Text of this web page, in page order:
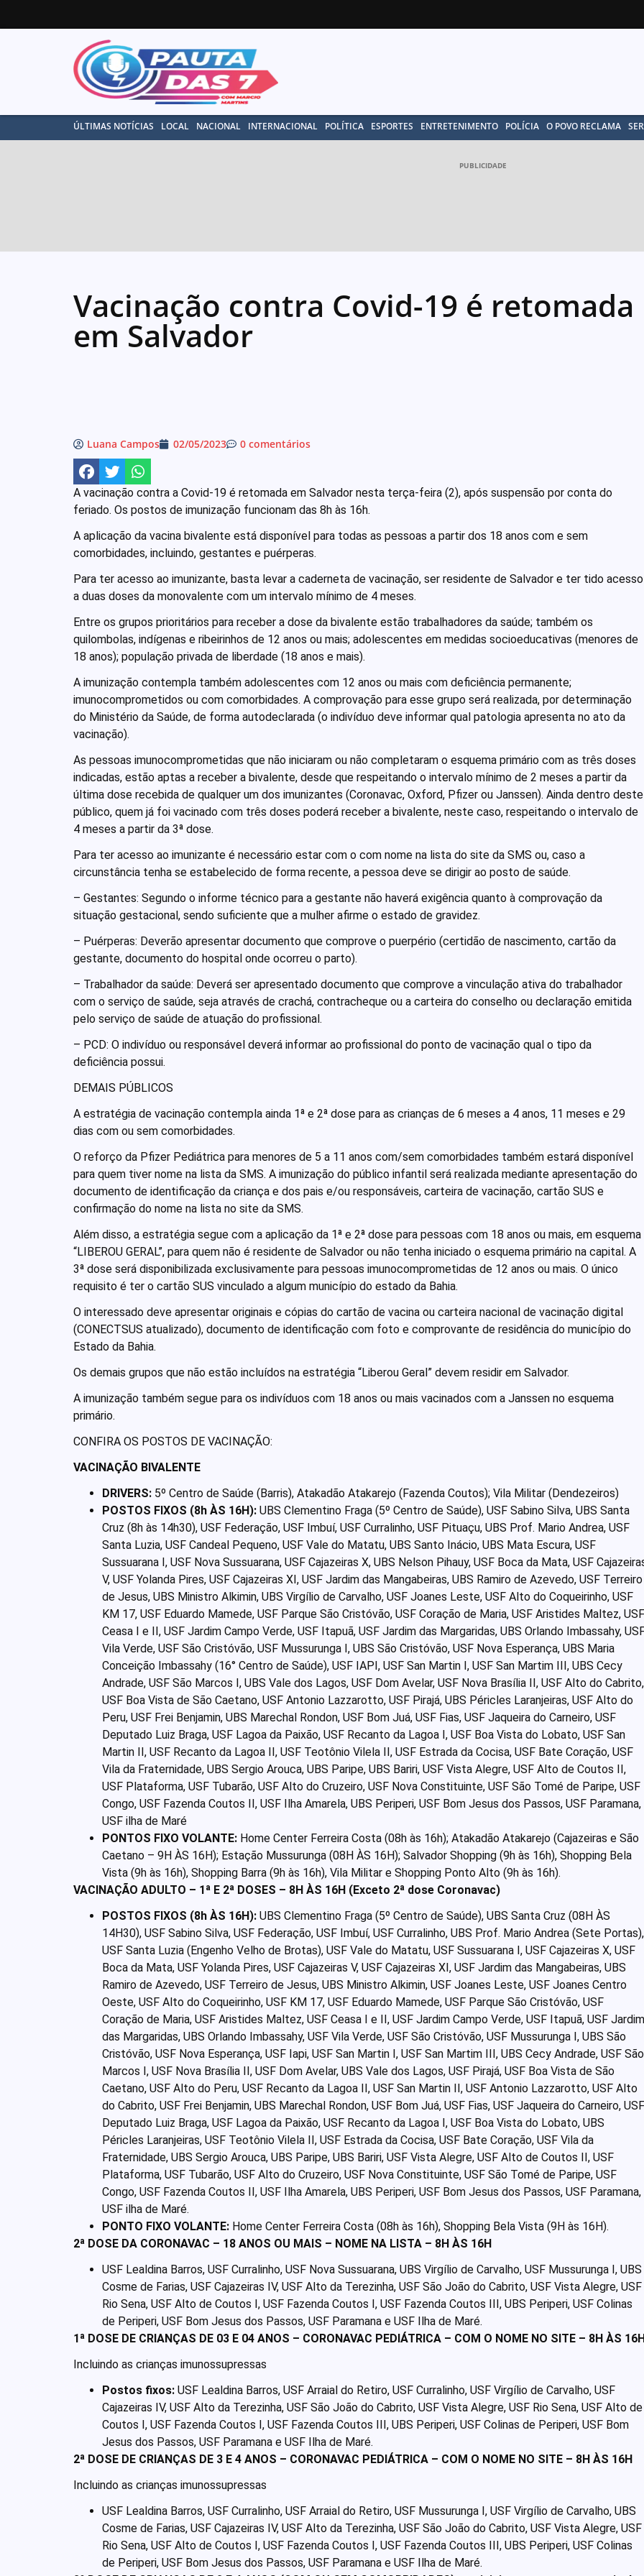
ÚLTIMAS NOTÍCIAS LOCAL NACIONAL INTERNACIONAL POLÍTICA ESPORTES ENTRETENIMENTO POLÍCIA O POVO RECLAMA
PUBLICIDADE
Vacinação contra Covid-19 é retomada
em Salvador
Luana Campos 02/05/2023 0 comentários
A vacinação contra a Covid-19 é retomada em Salvador nesta terça-feira (2), após suspensão por conta do
feriado. Os postos de imunização funcionam das 8h às 16h.
A aplicação da vacina bivalente está disponível para todas as pessoas a partir dos 18 anos com e sem
comorbidades, incluindo, gestantes e puérperas.
Para ter acesso ao imunizante, basta levar a caderneta de vacinação, ser residente de Salvador e ter tido acesso
a duas doses da monovalente com um intervalo mínimo de 4 meses.
Entre os grupos prioritários para receber a dose da bivalente estão trabalhadores da saúde; também os
quilombolas, indígenas e ribeirinhos de 12 anos ou mais; adolescentes em medidas socioeducativas (menores de
18 anos); população privada de liberdade (18 anos e mais).
A imunização contempla também adolescentes com 12 anos ou mais com deficiência permanente;
imunocomprometidos ou com comorbidades. A comprovação para esse grupo será realizada, por determinação
do Ministério da Saúde, de forma autodeclarada (o indivíduo deve informar qual patologia apresenta no ato da
vacinação).
As pessoas imunocomprometidas que não iniciaram ou não completaram o esquema primário com as três doses
indicadas, estão aptas a receber a bivalente, desde que respeitando o intervalo mínimo de 2 meses a partir da
última dose recebida de qualquer um dos imunizantes (Coronavac, Oxford, Pfizer ou Janssen). Ainda dentro deste
público, quem já foi vacinado com três doses poderá receber a bivalente, neste caso, respeitando o intervalo de
4 meses a partir da 3ª dose.
Para ter acesso ao imunizante é necessário estar com o com nome na lista do site da SMS ou, caso a
circunstância tenha se estabelecido de forma recente, a pessoa deve se dirigir ao posto de saúde.
– Gestantes: Segundo o informe técnico para a gestante não haverá exigência quanto à comprovação da
situação gestacional, sendo suficiente que a mulher afirme o estado de gravidez.
– Puérperas: Deverão apresentar documento que comprove o puerpério (certidão de nascimento, cartão da
gestante, documento do hospital onde ocorreu o parto).
– Trabalhador da saúde: Deverá ser apresentado documento que comprove a vinculação ativa do trabalhador
com o serviço de saúde, seja através de crachá, contracheque ou a carteira do conselho ou declaração emitida
pelo serviço de saúde de atuação do profissional.
– PCD: O indivíduo ou responsável deverá informar ao profissional do ponto de vacinação qual o tipo da
deficiência possui.
DEMAIS PÚBLICOS
A estratégia de vacinação contempla ainda 1ª e 2ª dose para as crianças de 6 meses a 4 anos, 11 meses e 29
dias com ou sem comorbidades.
O reforço da Pfizer Pediátrica para menores de 5 a 11 anos com/sem comorbidades também estará disponível
para quem tiver nome na lista da SMS. A imunização do público infantil será realizada mediante apresentação do
documento de identificação da criança e dos pais e/ou responsáveis, carteira de vacinação, cartão SUS e
confirmação do nome na lista no site da SMS.
Além disso, a estratégia segue com a aplicação da 1ª e 2ª dose para pessoas com 18 anos ou mais, em esquema
“LIBEROU GERAL”, para quem não é residente de Salvador ou não tenha iniciado o esquema primário na capital. A
3ª dose será disponibilizada exclusivamente para pessoas imunocomprometidas de 12 anos ou mais. O único
requisito é ter o cartão SUS vinculado a algum município do estado da Bahia.
O interessado deve apresentar originais e cópias do cartão de vacina ou carteira nacional de vacinação digital
(CONECTSUS atualizado), documento de identificação com foto e comprovante de residência do município do
Estado da Bahia.
Os demais grupos que não estão incluídos na estratégia “Liberou Geral” devem residir em Salvador.
A imunização também segue para os indivíduos com 18 anos ou mais vacinados com a Janssen no esquema
primário.
CONFIRA OS POSTOS DE VACINAÇÃO:
VACINAÇÃO BIVALENTE
DRIVERS: 5º Centro de Saúde (Barris), Atakadão Atakarejo (Fazenda Coutos); Vila Militar (Dendezeiros)
POSTOS FIXOS (8h ÀS 16H): UBS Clementino Fraga (5º Centro de Saúde), USF Sabino Silva, UBS Santa
Cruz (8h às 14h30), USF Federação, USF Imbuí, USF Curralinho, USF Pituaçu, UBS Prof. Mario Andrea, USF
Santa Luzia, USF Candeal Pequeno, USF Vale do Matatu, UBS Santo Inácio, UBS Mata Escura, USF
Sussuarana I, USF Nova Sussuarana, USF Cajazeiras X, UBS Nelson Pihauy, USF Boca da Mata, USF
V, USF Yolanda Pires, USF Cajazeiras XI, USF Jardim das Mangabeiras, UBS Ramiro de Azevedo, USF Terreiro
de Jesus, UBS Ministro Alkimin, UBS Virgílio de Carvalho, USF Joanes Leste, USF Alto do Coqueirinho, USF
KM 17, USF Eduardo Mamede, USF Parque São Cristóvão, USF Coração de Maria, USF Aristides Maltez, USF
Ceasa I e II, USF Jardim Campo Verde, USF Itapuã, USF Jardim das Margaridas, UBS Orlando Imbassahy,
Vila Verde, USF São Cristóvão, USF Mussurunga I, UBS São Cristóvão, USF Nova Esperança, UBS Maria
Conceição Imbassahy (16° Centro de Saúde), USF IAPI, USF San Martin I, USF San Martim III, UBS Cecy
Andrade, USF São Marcos I, UBS Vale dos Lagos, USF Dom Avelar, USF Nova Brasília II, USF Alto do Cabrito,
USF Boa Vista de São Caetano, USF Antonio Lazzarotto, USF Pirajá, UBS Péricles Laranjeiras, USF Alto do
Peru, USF Frei Benjamin, UBS Marechal Rondon, USF Bom Juá, USF Fias, USF Jaqueira do Carneiro, USF
Deputado Luiz Braga, USF Lagoa da Paixão, USF Recanto da Lagoa I, USF Boa Vista do Lobato, USF San
Martin II, USF Recanto da Lagoa II, USF Teotônio Vilela II, USF Estrada da Cocisa, USF Bate Coração, USF
Vila da Fraternidade, UBS Sergio Arouca, UBS Paripe, UBS Bariri, USF Vista Alegre, USF Alto de Coutos II,
USF Plataforma, USF Tubarão, USF Alto do Cruzeiro, USF Nova Constituinte, USF São Tomé de Paripe, USF
Congo, USF Fazenda Coutos II, USF Ilha Amarela, UBS Periperi, USF Bom Jesus dos Passos, USF Paramana,
USF ilha de Maré
PONTOS FIXO VOLANTE: Home Center Ferreira Costa (08h às 16h); Atakadão Atakarejo (Cajazeiras e São
Caetano – 9H ÀS 16H); Estação Mussurunga (08H ÀS 16H); Salvador Shopping (9h às 16h), Shopping Bela
Vista (9h às 16h), Shopping Barra (9h às 16h), Vila Militar e Shopping Ponto Alto (9h às 16h).
VACINAÇÃO ADULTO – 1ª E 2ª DOSES – 8H ÀS 16H (Exceto 2ª dose Coronavac)
POSTOS FIXOS (8h ÀS 16H): UBS Clementino Fraga (5º Centro de Saúde), UBS Santa Cruz (08H ÀS
14H30), USF Sabino Silva, USF Federação, USF Imbuí, USF Curralinho, UBS Prof. Mario Andrea (Sete Portas),
USF Santa Luzia (Engenho Velho de Brotas), USF Vale do Matatu, USF Sussuarana I, USF Cajazeiras X, USF
Boca da Mata, USF Yolanda Pires, USF Cajazeiras V, USF Cajazeiras XI, USF Jardim das Mangabeiras, UBS
Ramiro de Azevedo, USF Terreiro de Jesus, UBS Ministro Alkimin, USF Joanes Leste, USF Joanes Centro
Oeste, USF Alto do Coqueirinho, USF KM 17, USF Eduardo Mamede, USF Parque São Cristóvão, USF
Coração de Maria, USF Aristides Maltez, USF Ceasa I e II, USF Jardim Campo Verde, USF Itapuã, USF Jardim
das Margaridas, UBS Orlando Imbassahy, USF Vila Verde, USF São Cristóvão, USF Mussurunga I, UBS São
Cristóvão, USF Nova Esperança, USF Iapi, USF San Martin I, USF San Martim III, UBS Cecy Andrade, USF São
Marcos I, USF Nova Brasília II, USF Dom Avelar, UBS Vale dos Lagos, USF Pirajá, USF Boa Vista de São
Caetano, USF Alto do Peru, USF Recanto da Lagoa II, USF San Martin II, USF Antonio Lazzarotto, USF Alto
do Cabrito, USF Frei Benjamin, UBS Marechal Rondon, USF Bom Juá, USF Fias, USF Jaqueira do Carneiro, USF
Deputado Luiz Braga, USF Lagoa da Paixão, USF Recanto da Lagoa I, USF Boa Vista do Lobato, UBS
Péricles Laranjeiras, USF Teotônio Vilela II, USF Estrada da Cocisa, USF Bate Coração, USF Vila da
Fraternidade, UBS Sergio Arouca, UBS Paripe, UBS Bariri, USF Vista Alegre, USF Alto de Coutos II, USF
Plataforma, USF Tubarão, USF Alto do Cruzeiro, USF Nova Constituinte, USF São Tomé de Paripe, USF
Congo, USF Fazenda Coutos II, USF Ilha Amarela, UBS Periperi, USF Bom Jesus dos Passos, USF Paramana,
USF ilha de Maré.
PONTO FIXO VOLANTE: Home Center Ferreira Costa (08h às 16h), Shopping Bela Vista (9H às 16H).
2ª DOSE DA CORONAVAC – 18 ANOS OU MAIS – NOME NA LISTA – 8H ÀS 16H
USF Lealdina Barros, USF Curralinho, USF Nova Sussuarana, UBS Virgílio de Carvalho, USF Mussurunga I, UBS
Cosme de Farias, USF Cajazeiras IV, USF Alto da Terezinha, USF São João do Cabrito, USF Vista Alegre, USF
Rio Sena, USF Alto de Coutos I, USF Fazenda Coutos I, USF Fazenda Coutos III, UBS Periperi, USF Colinas
de Periperi, USF Bom Jesus dos Passos, USF Paramana e USF Ilha de Maré.
1ª DOSE DE CRIANÇAS DE 03 E 04 ANOS – CORONAVAC PEDIÁTRICA – COM O NOME NO SITE – 8H ÀS
Incluindo as crianças imunossupressas
Postos fixos: USF Lealdina Barros, USF Arraial do Retiro, USF Curralinho, USF Virgílio de Carvalho, USF
Cajazeiras IV, USF Alto da Terezinha, USF São João do Cabrito, USF Vista Alegre, USF Rio Sena, USF Alto de
Coutos I, USF Fazenda Coutos I, USF Fazenda Coutos III, UBS Periperi, USF Colinas de Periperi, USF Bom
Jesus dos Passos, USF Paramana e USF Ilha de Maré.
2ª DOSE DE CRIANÇAS DE 3 E 4 ANOS – CORONAVAC PEDIÁTRICA – COM O NOME NO SITE – 8H ÀS 16H
Incluindo as crianças imunossupressas
USF Lealdina Barros, USF Curralinho, USF Arraial do Retiro, USF Mussurunga I, USF Virgílio de Carvalho, UBS
Cosme de Farias, USF Cajazeiras IV, USF Alto da Terezinha, USF São João do Cabrito, USF Vista Alegre, USF
Rio Sena, USF Alto de Coutos I, USF Fazenda Coutos I, USF Fazenda Coutos III, UBS Periperi, USF Colinas
de Periperi, USF Bom Jesus dos Passos, USF Paramana e USF Ilha de Maré.